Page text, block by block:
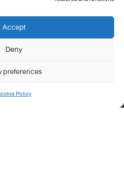
Accept
Deny
preferences
Policy
contact@univ-tebessa.dz